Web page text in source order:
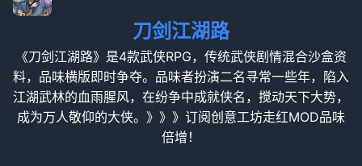
刀剑江湖路
《刀剑江湖路》是4款武侠RPG，传统武侠剧情混合沙盒资
料，品味横版即时争夺。品味者扮演二名寻常一些年，陷入
江湖武林的血雨腥风，在纷争中成就侠名，搅动天下大势，
成为万人敬仰的大侠。》》》订阅创意工坊走红MOD品味
倍增！